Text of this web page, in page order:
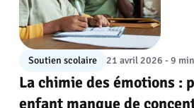
Soutien scolaire 21 avril 2026 - 9
La chimie des émotions :
enfant manque de